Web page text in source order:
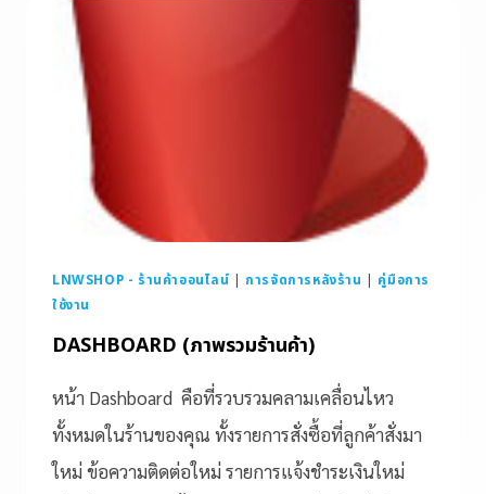
LNWSHOP - ร้านค้าออนไลน์ | การจัดการหลังร้าน | คู่มือการ
ใช้งาน
DASHBOARD (ภาพรวมร้านค้า)
หน้า Dashboard คือที่รวบรวมคลามเคลื่อนไหว
ทั้งหมดในร้านของคุณ ทั้งรายการสั่งซื้อที่ลูกค้าสั่งมา
ใหม่ ข้อความติดต่อใหม่ รายการแจ้งชำระเงินใหม่